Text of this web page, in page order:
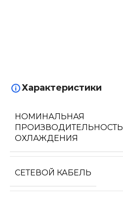
Характеристики
НОМИНАЛЬНАЯ
ПРОИЗВОДИТЕЛЬНОСТЬ
ОХЛАЖДЕНИЯ
СЕТЕВОЙ КАБЕЛЬ